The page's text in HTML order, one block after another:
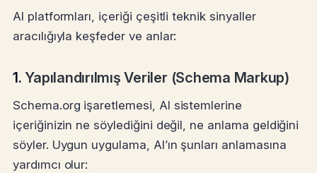
AI platformları, içeriği çeşitli teknik sinyaller
aracılığıyla keşfeder ve anlar:
1.Yapılandırılmış Veriler (Schema Markup)
Schema.org işaretlemesi, AI sistemlerine
içeriğinizin ne söylediğini değil, ne anlama geldiğini
söyler. Uygun uygulama, AI’ın şunları anlamasına
yardımcı olur: